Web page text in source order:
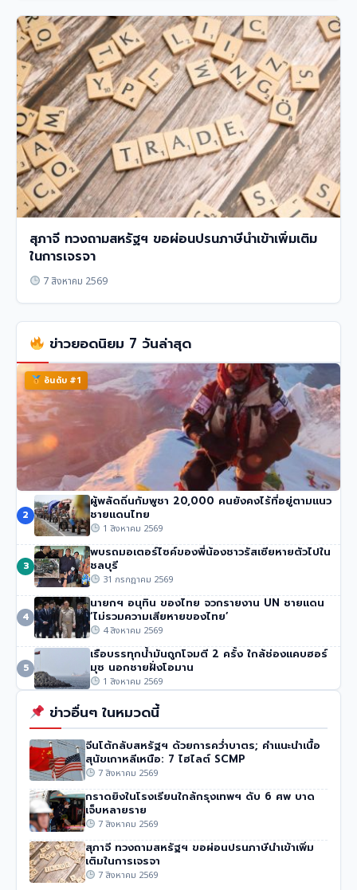
สุภาจี ทวงถามสหรัฐฯ ขอผ่อนปรนภาษีนำเข้าเพิ่มเติม
ในการเจรจา
7 สิงหาคม 2569
ข่าวยอดนิยม 7 วันล่าสุด
อันดับ #1
นักปีนเขาชื่อดัง นิมมัล ปูร์จา เสียชีวิตในหิมะถล่มปากีสถาน
50 วิว• 1 สิงหาคม 2569
2
ผู้พลัดถิ่นกัมพูชา 20,000 คนยังคงไร้ที่อยู่ตามแนว
ชายแดนไทย
1 สิงหาคม 2569
3
พบรถมอเตอร์ไซค์ของพี่น้องชาวรัสเซียหายตัวไปใน
ชลบุรี
31 กรกฎาคม 2569
4
นายกฯ อนุทิน ของไทย จวกรายงาน UN ชายแดน
‘ไม่รวมความเสียหายของไทย’
4 สิงหาคม 2569
5
เรือบรรทุกน้ำมันถูกโจมตี 2 ครั้ง ใกล้ช่องแคบฮอร์
มุซ นอกชายฝั่งโอมาน
1 สิงหาคม 2569
ข่าวอื่นๆ ในหมวดนี้
จีนโต้กลับสหรัฐฯ ด้วยการคว่ำบาตร; คำแนะนำเนื้อ
สุนัขเกาหลีเหนือ: 7 ไฮไลต์ SCMP
7 สิงหาคม 2569
กราดยิงในโรงเรียนใกล้กรุงเทพฯ ดับ 6 ศพ บาด
เจ็บหลายราย
7 สิงหาคม 2569
สุภาจี ทวงถามสหรัฐฯ ขอผ่อนปรนภาษีนำเข้าเพิ่ม
เติมในการเจรจา
7 สิงหาคม 2569